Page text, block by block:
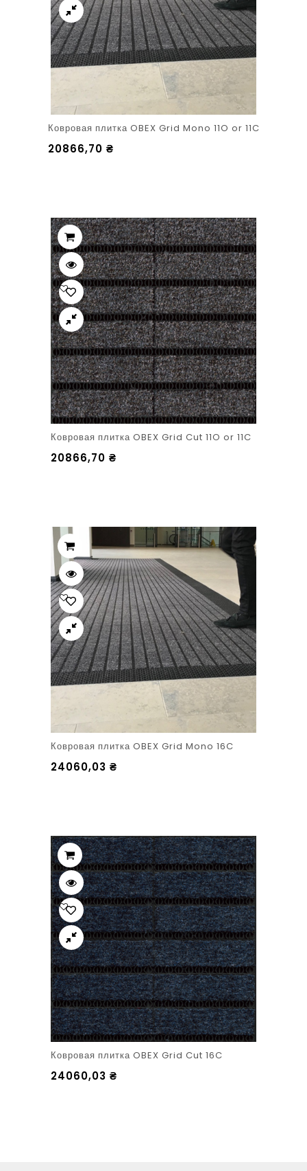
Ковровая плитка OBEX Grid Mono 11O or 11C
20866,70 ₴
Ковровая плитка OBEX Grid Cut 11O or 11C
20866,70 ₴
Ковровая плитка OBEX Grid Mono 16C
24060,03 ₴
Ковровая плитка OBEX Grid Cut 16C
24060,03 ₴